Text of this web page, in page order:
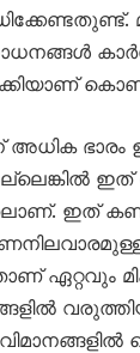
സാധനങ്ങൾ
അധിക
ഇത്
ഇത്
ഏറ്റവും